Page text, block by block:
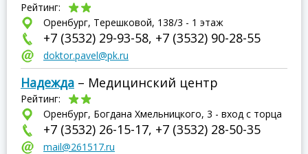
Рейтинг:
Оренбург, Терешковой, 138/3 - 1 этаж
+7 (3532) 29-93-58, +7 (3532) 90-28-55
doktor.pavel@pk.ru
Надежда – Медицинский центр
Рейтинг:
Оренбург, Богдана Хмельницкого, 3 - вход с торца
+7 (3532) 26-15-17, +7 (3532) 28-50-35
mail@261517.ru